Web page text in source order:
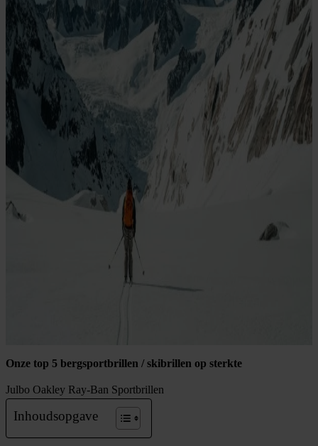
Onze top 5 bergsportbrillen / skibrillen op sterkte
Julbo Oakley Ray-Ban Sportbrillen
Inhoudsopgave